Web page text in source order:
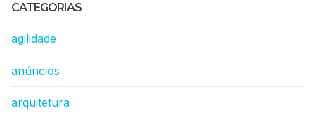
CATEGORIAS
agilidade
anúncios
arquitetura